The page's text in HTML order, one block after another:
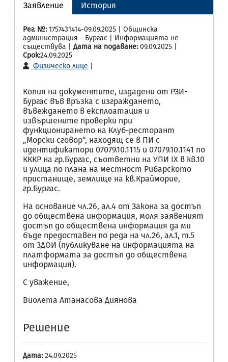
Заявление История
Рег. №: 1757431414-09.09.2025 | Общинска
администрация - Бургас | Информацията не
съществува | Дата на подаване: 09.09.2025 |
Срок:24.09.2025
Физическо лице
Копия на документите, издадени от РЗИ-
Бургас във връзка с изграждането,
въвеждането в експлоатация и
извършените проверки при
функционирането на Клуб-ресторант
„Морски сговор“, находящ се в ПИ с
идентификатори 07079.10.1115 и 07079.10.1141 по
КККР на гр.Бургас, съответни на УПИ IX в кв.10
и улица по плана на местност Рибарското
пристанище, землище на кв.Крайморие,
гр.Бургас.
На основание чл.26, ал.4 от Закона за достъп
до обществена информация, моля заявеният
достъп до обществена информация да ми
бъде предоставен по реда на чл.26, ал.1, т.5
от ЗДОИ (публикуване на информацията на
платформата за достъп до обществена
информация).
С уважение,
Виолета Атанасова Диянова
Решение
Дата: 24.09.2025